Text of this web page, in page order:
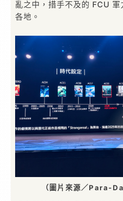
亂之中，措手不及的 FCU
各地。
（圖片來源／Para-